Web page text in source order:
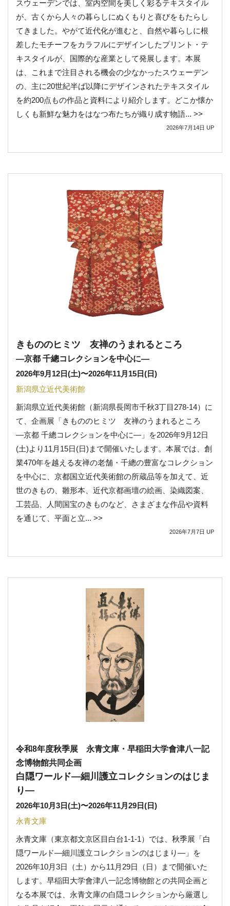
スウェーデンでは、室内空間を美しく彩るテキスタイル
が、古くから人々の暮らしにぬくもりと喜びをもたらし
てきました。やがて近代化が進むと、自然や暮らしに根
差したモチーフをカラフルにデザインしたプリント・テ
キスタイルが、国際的な産業として発展します。本展
は、これまで注目される機会の少なかったスウェーデン
の、主に20世紀半ば以降にデザインされたテキスタイル
を約200点もの作品と資料により紹介します。どこか懐か
しくも新鮮な魅力をはなつ布たちが織り成す物語... >>
2026年7月14日 UP
きもののヒミツ 友禅のうまれるところ
―京都 千總コレクションを中心に―
2026年9月12日(土)〜2026年11月15日(日)
新潟県立近代美術館
新潟県立近代美術館（新潟県長岡市千秋3丁目278-14）に
て、企画展「きもののヒミツ 友禅のうまれるところ
―京都 千總コレクションを中心に―」を2026年9月12日
(土)より11月15日(日)まで開催いたします。本展では、創
業470年を越える友禅の老舗・千總の豊富なコレクション
を中心に、京都国立近代美術館の所蔵品等を加えて、近
世のきもの、雛形本、近代京都画壇の絵画、染織図案、
工芸品、人間国宝のきものなど、さまざまな作品や資料
を通じて、平面と立... >>
2026年7月7日 UP
令和8年度秋季展 永青文庫・早稲田大学會津八一記
念博物館共同企画
白隠ワールド―細川護立コレクションのはじま
り―
2026年10月3日(土)〜2026年11月29日(日)
永青文庫
永青文庫（東京都文京区目白台1-1-1）では、秋季展「白
隠ワールド―細川護立コレクションのはじまり―」を
2026年10月3日（土）から11月29日（日）まで開催いた
します。早稲田大学會津八一記念博物館との共同企画と
なる本展では、永青文庫の白隠コレクションから厳選し